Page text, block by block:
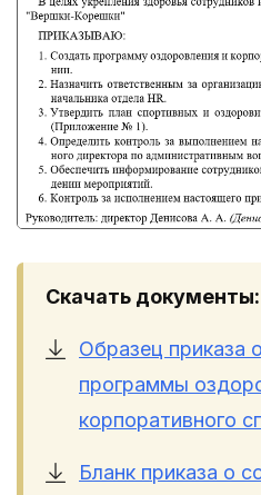
Скачать документы:
Образец приказа
программы
корпоративного
Бланк приказа о